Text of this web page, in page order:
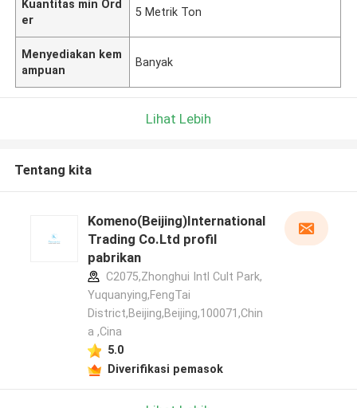
Kuantitas min Ord
er
5 Metrik Ton
Menyediakan kem
ampuan
Banyak
Lihat Lebih
Tentang kita
Komeno(Beijing)International
Trading Co.Ltd profil
pabrikan
C2075,Zhonghui Intl Cult Park,
Yuquanying,FengTai
District,Beijing,Beijing,100071,Chin
a ,Cina
5.0
Diverifikasi pemasok